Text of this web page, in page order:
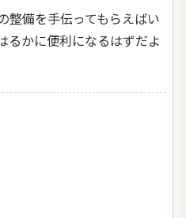
整備を手伝ってもらえばい
るかに便利になるはずだよ